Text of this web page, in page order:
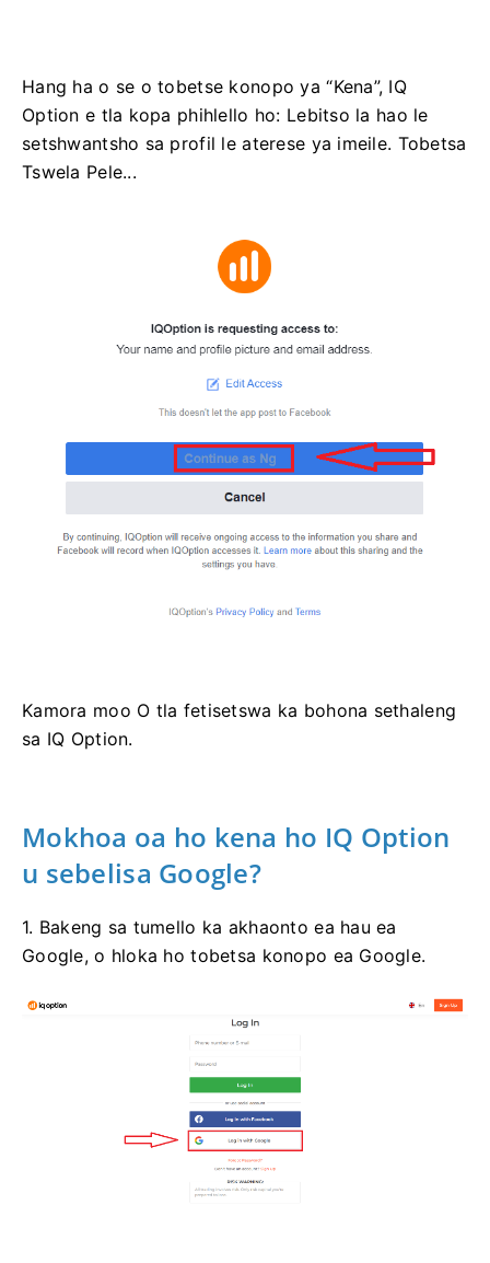
Hang ha o se o tobetse konopo ya “Kena”, IQ
Option e tla kopa phihlello ho: Lebitso la hao le
setshwantsho sa profil le aterese ya imeile. Tobetsa
Tswela Pele...
Kamora moo O tla fetisetswa ka bohona sethaleng
sa IQ Option.
Mokhoa oa ho kena ho IQ Option
u sebelisa Google?
1. Bakeng sa tumello ka akhaonto ea hau ea
Google, o hloka ho tobetsa konopo ea Google.